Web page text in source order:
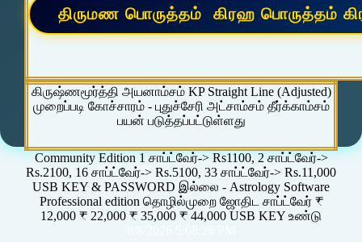
கிருஷ்ணமூர்த்தி அயனாம்சம் KP Straight Line (Adjusted)
முறைப்படி கோச்சாரம் - புதுச்சேரி அட்சாம்சம் தீர்க்காம்சம்
பயன் படுத்தப்பட்டுள்ளது
Community Edition 1 சாப்ட்வேர்-> Rs1100, 2 சாப்ட்வேர்->
Rs.2100, 16 சாப்ட்வேர்-> Rs.5100, 33 சாப்ட்வேர்-> Rs.11,000
USB KEY & PASSWORD இல்லை - Astrology Software
Professional edition தொழில்முறை ஜோதிட சாப்ட்வேர் ₹
12,000 ₹ 22,000 ₹ 35,000 ₹ 44,000 USB KEY உண்டு